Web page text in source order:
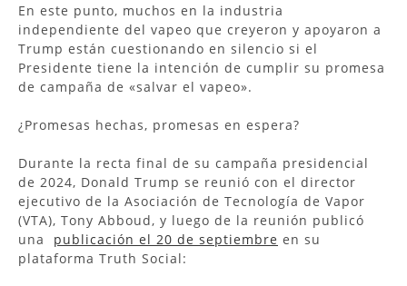
En este punto, muchos en la industria
independiente del vapeo que creyeron y apoyaron a
Trump están cuestionando en silencio si el
Presidente tiene la intención de cumplir su promesa
de campaña de «salvar el vapeo».
¿Promesas hechas, promesas en espera?
Durante la recta final de su campaña presidencial
de 2024, Donald Trump se reunió con el director
ejecutivo de la Asociación de Tecnología de Vapor
(VTA), Tony Abboud, y luego de la reunión publicó
una publicación el 20 de septiembre en su
plataforma Truth Social: